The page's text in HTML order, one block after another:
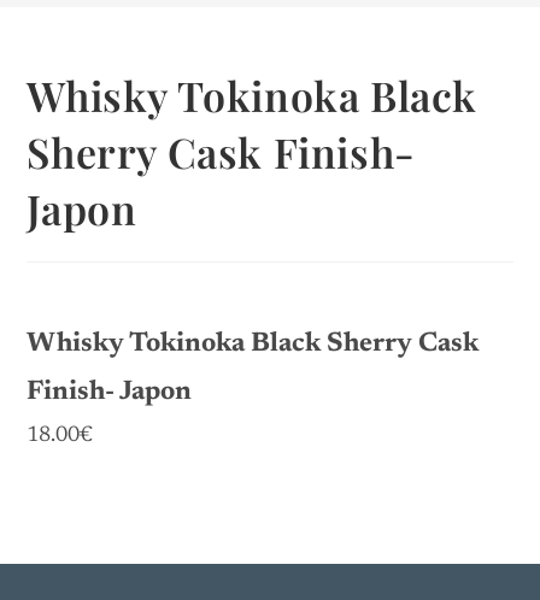
Whisky Tokinoka Black
Sherry Cask Finish-
Japon
Whisky Tokinoka Black Sherry Cask
Finish- Japon
18.00€